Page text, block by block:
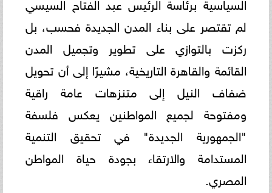
لم تقتصر على بناء المدن الجديدة فحسب، بل
ركزت بالتوازي على تطوير وتجميل المدن
القائمة والقاهرة التاريخية، مشيرًا إلى أن تحويل
ضفاف النيل إلى متنزهات عامة راقية
ومفتوحة لجميع المواطنين يعكس فلسفة
"الجمهورية الجديدة" في تحقيق التنمية
المستدامة والارتقاء بجودة حياة المواطن
المصري.